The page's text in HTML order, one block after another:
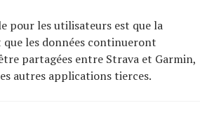
pour les utilisateurs est que la
les données continueront
partagées entre Strava et Garmin,
autres applications tierces.